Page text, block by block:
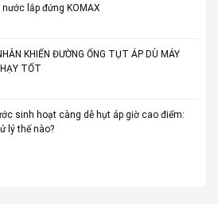
lắp đứng KOMAX
KHIẾN ĐƯỜNG ỐNG TỤT ÁP DÙ MÁY
TỐT
sinh hoạt càng dễ hụt áp giờ cao điểm:
lý thế nào?